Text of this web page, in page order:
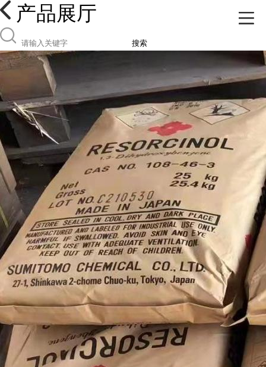
产品展厅
搜索